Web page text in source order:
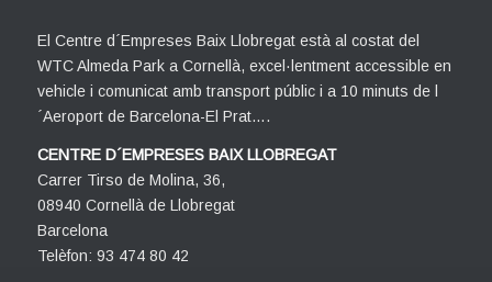
El Centre d´Empreses Baix Llobregat està al costat del
WTC Almeda Park a Cornellà, excel·lentment accessible en
vehicle i comunicat amb transport públic i a 10 minuts de l
´Aeroport de Barcelona-El Prat….
CENTRE D´EMPRESES BAIX LLOBREGAT
Carrer Tirso de Molina, 36,
08940 Cornellà de Llobregat
Barcelona
Telèfon: 93 474 80 42